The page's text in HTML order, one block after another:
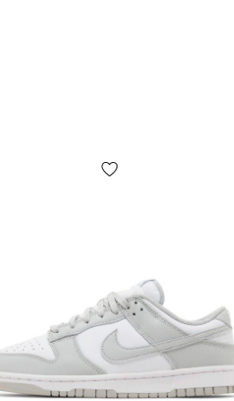
на пухлом язычке,
условий наших
зимой.
ДОСТАВКА/ОПЛАТА: